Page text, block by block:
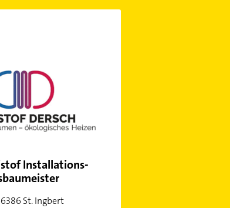
Installations-
St. Ingbert